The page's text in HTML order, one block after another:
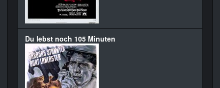
Du lebst noch 105 Minuten